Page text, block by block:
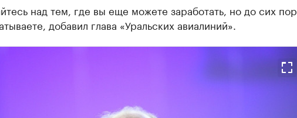
над тем, где вы еще можете заработать, но до сих пор
добавил глава «Уральских авиалиний».